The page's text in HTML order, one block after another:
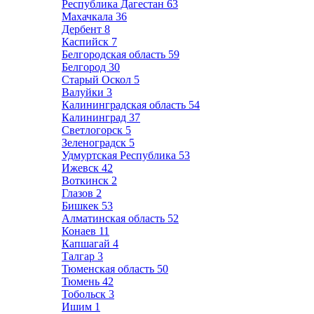
Республика Дагестан 63
Махачкала 36
Дербент 8
Каспийск 7
Белгородская область 59
Белгород 30
Старый Оскол 5
Валуйки 3
Калининградская область 54
Калининград 37
Светлогорск 5
Зеленоградск 5
Удмуртская Республика 53
Ижевск 42
Воткинск 2
Глазов 2
Бишкек 53
Алматинская область 52
Конаев 11
Капшагай 4
Талгар 3
Тюменская область 50
Тюмень 42
Тобольск 3
Ишим 1